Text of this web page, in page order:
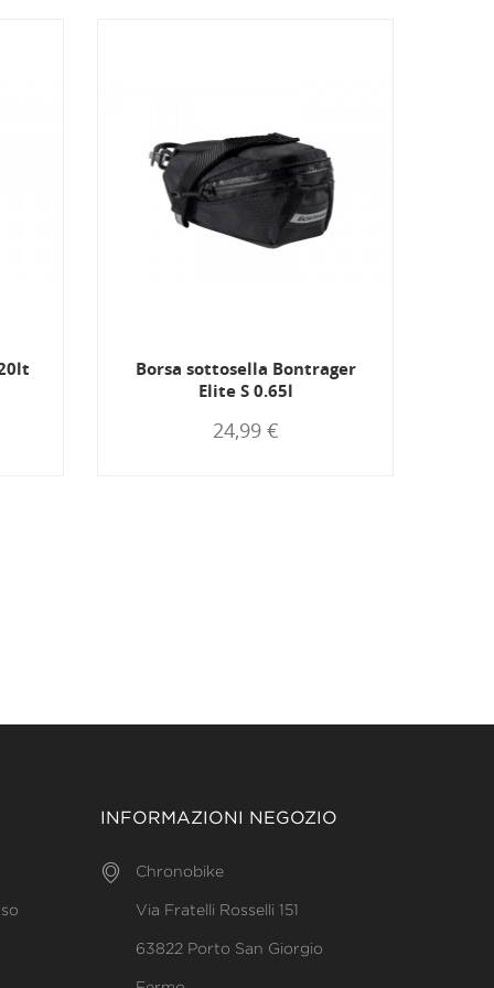
Borsa sottosella Bontrager
Elite S 0.65l
24,99 €
INFORMAZIONI NEGOZIO
Chronobike
Via Fratelli Rosselli 151
63822 Porto San Giorgio